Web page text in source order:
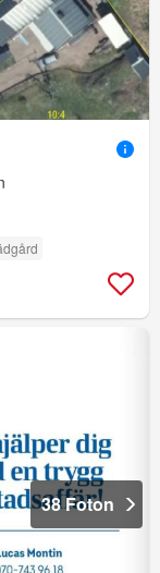
38 Foton